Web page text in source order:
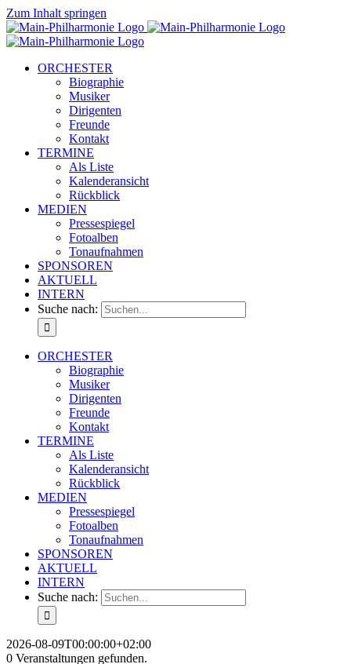
Zum Inhalt springen
ORCHESTER
Biographie
Musiker
Dirigenten
Freunde
Kontakt
TERMINE
Als Liste
Kalenderansicht
Rückblick
MEDIEN
Pressespiegel
Fotoalben
Tonaufnahmen
SPONSOREN
AKTUELL
INTERN
Suche nach:
ORCHESTER
Biographie
Musiker
Dirigenten
Freunde
Kontakt
TERMINE
Als Liste
Kalenderansicht
Rückblick
MEDIEN
Pressespiegel
Fotoalben
Tonaufnahmen
SPONSOREN
AKTUELL
INTERN
Suche nach:
2026-08-09T00:00:00+02:00
0 Veranstaltungen gefunden.